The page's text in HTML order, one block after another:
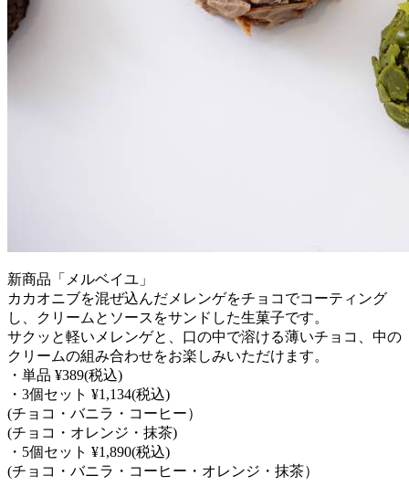
新商品「メルベイユ」
カカオニブを混ぜ込んだメレンゲをチョコでコーティング
し、クリームとソースをサンドした生菓子です。
サクッと軽いメレンゲと、口の中で溶ける薄いチョコ、中の
クリームの組み合わせをお楽しみいただけます。
・単品 ¥389(税込)
・3個セット ¥1,134(税込)
(チョコ・バニラ・コーヒー）
(チョコ・オレンジ・抹茶)
・5個セット ¥1,890(税込)
(チョコ・バニラ・コーヒー・オレンジ・抹茶）